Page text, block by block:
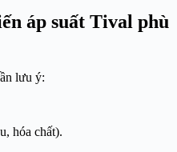
áp suất Tival phù
lưu ý:
hóa chất).